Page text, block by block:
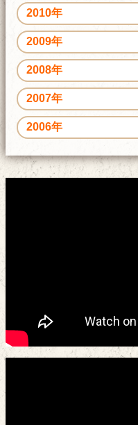
2010年
2009年
2008年
2007年
2006年